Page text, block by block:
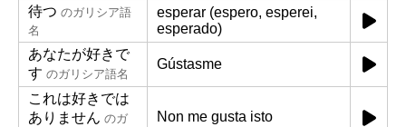
待つ のガリシア語
名
esperar (espero, esperei,
esperado)
あなたが好きで
す のガリシア語名
Gústasme
これは好きでは
ありません のガ Non me gusta isto